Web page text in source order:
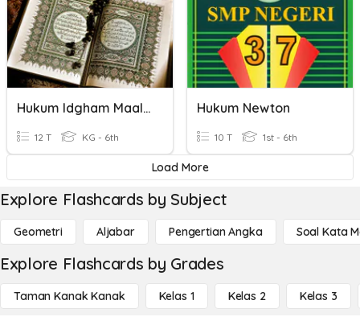
Hukum Idgham Maal Ghunnah
12 T KG - 6th
Hukum Newton
10 T 1st - 6th
Load More
Explore Flashcards by Subject
Geometri Aljabar Pengertian Angka Soal Kata
Explore Flashcards by Grades
Taman Kanak Kanak Kelas 1 Kelas 2 Kelas 3